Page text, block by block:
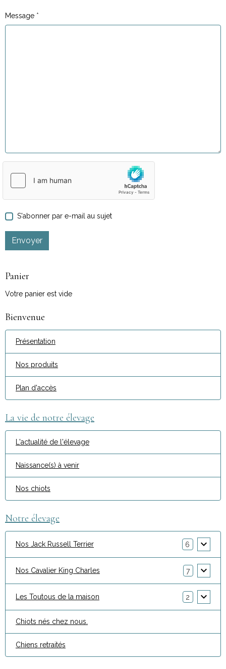
Message
S'abonner par e-mail au sujet
Envoyer
Panier
Votre panier est vide
Bienvenue
Présentation
Nos produits
Plan d'accès
La vie de notre élevage
L'actualité de l'élevage
Naissance(s) à venir
Nos chiots
Notre élevage
Nos Jack Russell Terrier 6
Nos Cavalier King Charles 7
Les Toutous de la maison 2
Chiots nés chez nous.
Chiens retraités